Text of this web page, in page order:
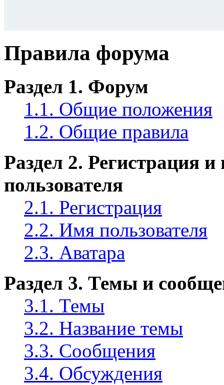
Правила форума
Раздел 1. Форум
1.1. Общие положения
1.2. Общие правила
Раздел 2. Регистрация
пользователя
2.1. Регистрация
2.2. Имя пользователя
2.3. Аватара
Раздел 3. Темы и
3.1. Темы
3.2. Название темы
3.3. Сообщения
3.4. Обсуждения